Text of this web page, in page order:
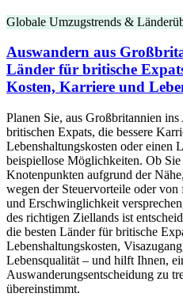
Globale Umzugstrends &
Auswandern aus
Länder für britische
Kosten, Karriere und
Planen Sie, aus Großbritannien
britischen Expats, die bessere
Lebenshaltungskosten oder einen
beispiellose Möglichkeiten. Ob
Knotenpunkten aufgrund der
wegen der Steuervorteile oder
und Erschwinglichkeit
des richtigen Ziellands ist
die besten Länder für britische
Lebenshaltungskosten,
Lebensqualität – und hilft Ihnen,
Auswanderungsentscheidung zu
übereinstimmt.